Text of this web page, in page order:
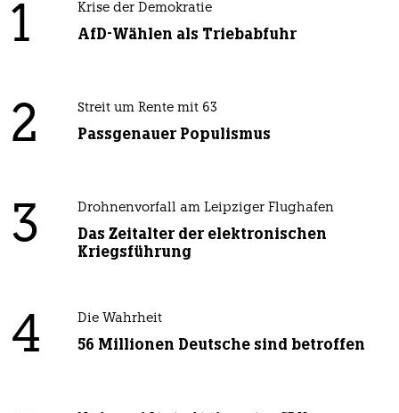
1 Krise der Demokratie
AfD-Wählen als Triebabfuhr
2 Streit um Rente mit 63
Passgenauer Populismus
3 Drohnenvorfall am Leipziger Flughafen
Das Zeitalter der elektronischen
Kriegsführung
4 Die Wahrheit
56 Millionen Deutsche sind betroffen